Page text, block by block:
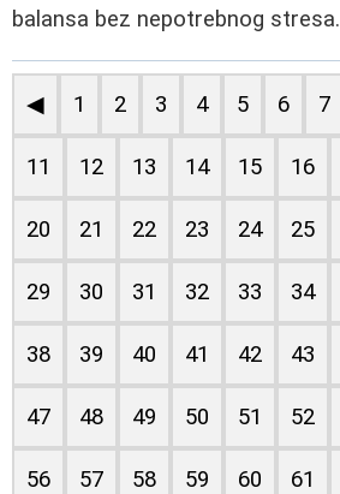
balansa bez nepotrebnog stresa.
◀ 1 2 3 4 5 6 7
11 12 13 14 15 16
20 21 22 23 24 25
29 30 31 32 33 34
38 39 40 41 42 43
47 48 49 50 51 52
56 57 58 59 60 61